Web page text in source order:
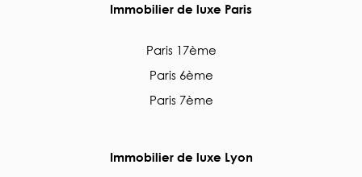
Immobilier de luxe Paris
Paris 17ème
Paris 6ème
Paris 7ème
Immobilier de luxe Lyon